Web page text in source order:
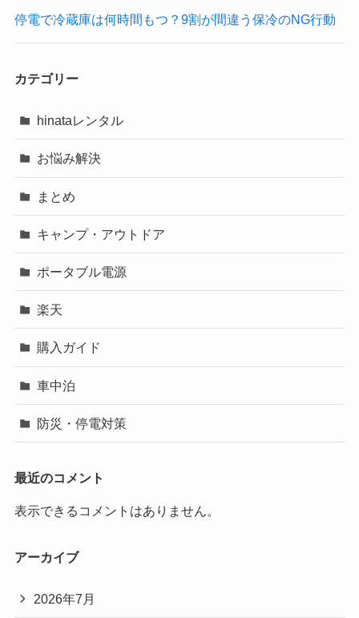
停電で冷蔵庫は何時間もつ？9割が間違う保冷のNG行動
カテゴリー
hinataレンタル
お悩み解決
まとめ
キャンプ・アウトドア
ポータブル電源
楽天
購入ガイド
車中泊
防災・停電対策
最近のコメント
表示できるコメントはありません。
アーカイブ
2026年7月